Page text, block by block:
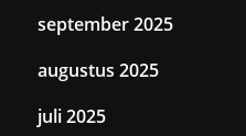
september 2025
augustus 2025
juli 2025